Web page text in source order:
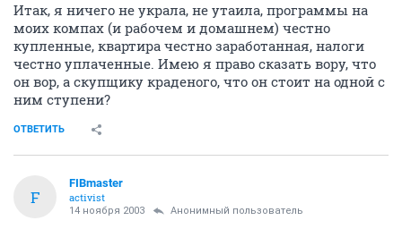
Итак, я ничего не украла, не утаила, программы на
моих компах (и рабочем и домашнем) честно
купленные, квартира честно заработанная, налоги
честно уплаченные. Имею я право сказать вору, что
он вор, а скупщику краденого, что он стоит на одной с
ним ступени?
ОТВЕТИТЬ
F
FIBmaster
activist
14 ноября 2003 Анонимный пользователь